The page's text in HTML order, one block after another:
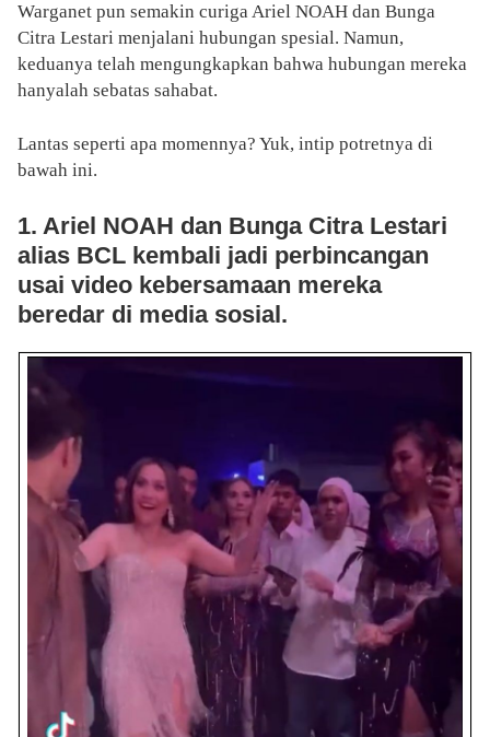
Warganet pun semakin curiga Ariel NOAH dan Bunga
Citra Lestari menjalani hubungan spesial. Namun,
keduanya telah mengungkapkan bahwa hubungan mereka
hanyalah sebatas sahabat.
Lantas seperti apa momennya? Yuk, intip potretnya di
bawah ini.
1. Ariel NOAH dan Bunga Citra Lestari
alias BCL kembali jadi perbincangan
usai video kebersamaan mereka
beredar di media sosial.